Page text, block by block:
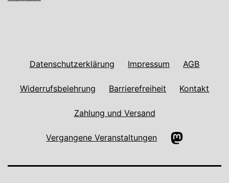
Datenschutzerklärung Impressum AGB
Widerrufsbelehrung Barrierefreiheit Kontakt
Zahlung und Versand
Vergangene Veranstaltungen Mastodon